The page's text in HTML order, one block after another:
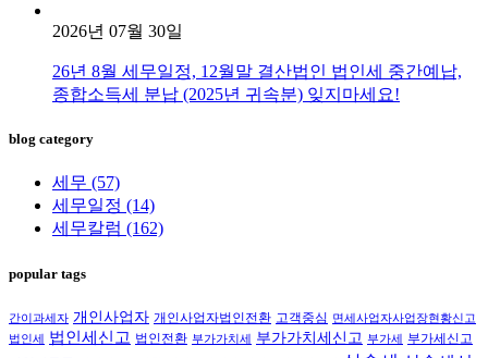
2026년 07월 30일
26년 8월 세무일정, 12월말 결산법인 법인세 중간예납,
종합소득세 분납 (2025년 귀속분) 잊지마세요!
blog category
세무 (57)
세무일정 (14)
세무칼럼 (162)
popular tags
간이과세자 개인사업자 개인사업자법인전환 고객중심 면세사업자사업장현황신고
법인세
법인세신고 법인전환 부가가치세 부가가치세신고 부가세
부가세신고